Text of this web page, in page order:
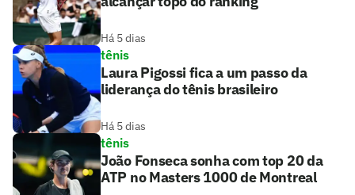
Há 5 dias
tênis
Laura Pigossi fica a um passo da
liderança do tênis brasileiro
Há 5 dias
tênis
João Fonseca sonha com top 20 da
ATP no Masters 1000 de Montreal